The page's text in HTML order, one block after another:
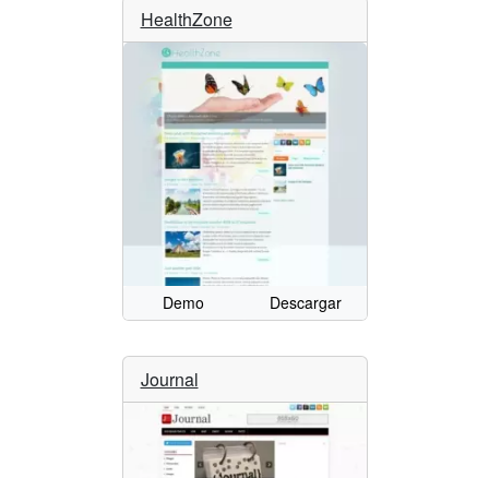
HealthZone
Demo Descargar
Journal